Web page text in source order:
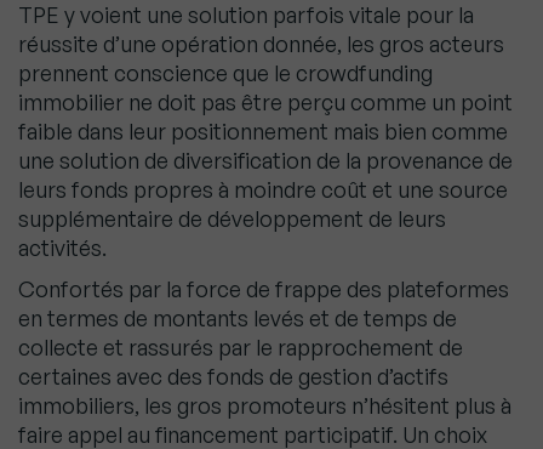
TPE y voient une solution parfois vitale pour la
réussite d’une opération donnée, les gros acteurs
prennent conscience que le crowdfunding
immobilier ne doit pas être perçu comme un point
faible dans leur positionnement mais bien comme
une solution de diversification de la provenance de
leurs fonds propres à moindre coût et une source
supplémentaire de développement de leurs
activités.
Confortés par la force de frappe des plateformes
en termes de montants levés et de temps de
collecte et rassurés par le rapprochement de
certaines avec des fonds de gestion d’actifs
immobiliers, les gros promoteurs n’hésitent plus à
faire appel au financement participatif. Un choix